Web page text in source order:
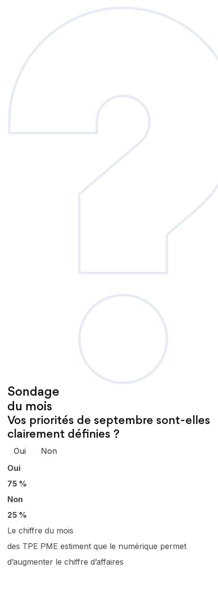
Sondage
du mois
Vos priorités de septembre sont-elles
clairement définies ?
Oui
Non
Oui
75 %
Non
25 %
Le chiffre du mois
des TPE PME estiment que le numérique permet
d’augmenter le chiffre d’affaires